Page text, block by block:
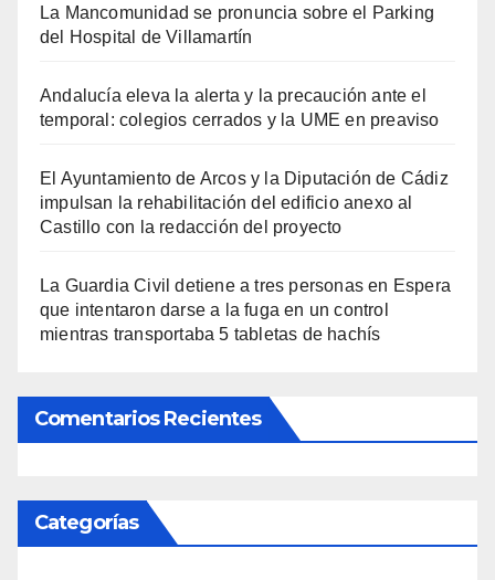
La Mancomunidad se pronuncia sobre el Parking
del Hospital de Villamartín
Andalucía eleva la alerta y la precaución ante el
temporal: colegios cerrados y la UME en preaviso
El Ayuntamiento de Arcos y la Diputación de Cádiz
impulsan la rehabilitación del edificio anexo al
Castillo con la redacción del proyecto
La Guardia Civil detiene a tres personas en Espera
que intentaron darse a la fuga en un control
mientras transportaba 5 tabletas de hachís
Comentarios Recientes
Categorías